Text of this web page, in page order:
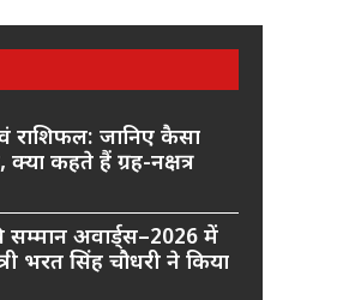
जानिए कैसा
कहते हैं ग्रह-नक्षत्र
अवार्ड्स–2026 में
भरत सिंह चौधरी ने किया